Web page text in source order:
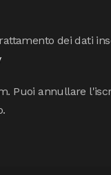
dei dati
Puoi annullare